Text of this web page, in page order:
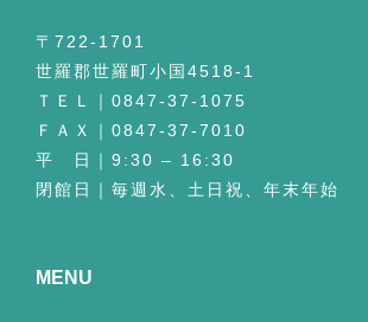
〒722-1701
世羅郡世羅町小国4518-1
ＴＥＬ｜0847-37-1075
ＦＡＸ｜0847-37-7010
平 日｜9:30 – 16:30
閉館日｜毎週水、土日祝、年末年始
MENU